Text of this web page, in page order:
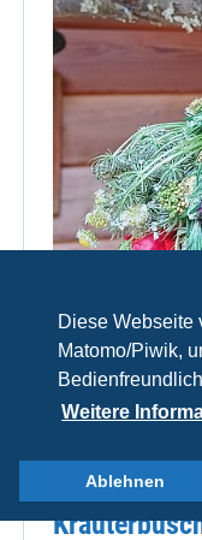
Diese Webseite
Matomo/Piwik,
Weitere
Ablehnen